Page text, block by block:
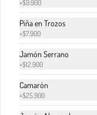
+$9.900
Piña en Trozos
+$7.900
Jamón Serrano
+$12.900
Camarón
+$25.900